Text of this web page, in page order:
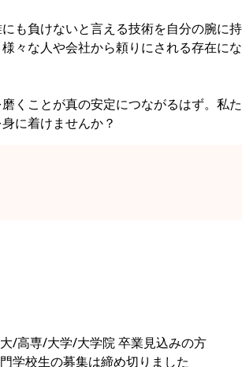
も負けないと言える技術を自分の腕に
々な人や会社から頼りにされる存在に
くことが真の安定につながるはず。私
に着けませんか？
/高専/大学/大学院 卒業見込みの方
学校生の募集は締め切りました